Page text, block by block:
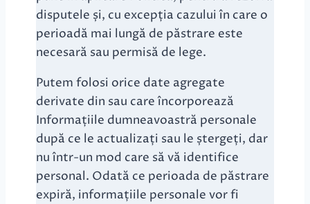
disputele și, cu excepția cazului în care o
perioadă mai lungă de păstrare este
necesară sau permisă de lege.
Putem folosi orice date agregate
derivate din sau care încorporează
Informațiile dumneavoastră personale
după ce le actualizați sau le ștergeți, dar
nu într-un mod care să vă identifice
personal. Odată ce perioada de păstrare
expiră, informațiile personale vor fi